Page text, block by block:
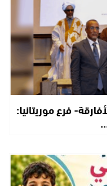
فرع موريتانيا: